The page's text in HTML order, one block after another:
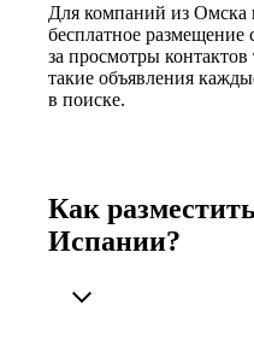
Для компаний из Омска
бесплатное размещение
за просмотры
такие объявления
в поиске.
Как
Испании?